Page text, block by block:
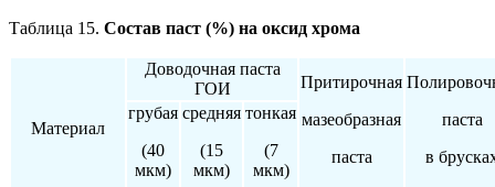
Таблица 15. Состав паст (%) на оксид хрома
Материал
Доводочная паста
ГОИ
Притирочная
мазеобразная
паста
паста
в
грубая
(40
мкм)
средняя
(15
мкм)
тонкая
(7
мкм)